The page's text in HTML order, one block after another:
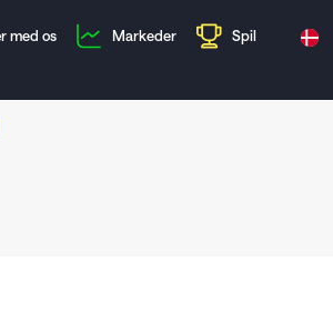
med os Markeder Spil